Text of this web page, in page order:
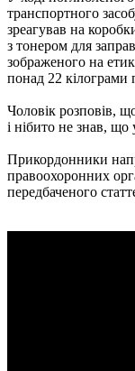
транспортного
зреагував на
з тонером для
зображеного на
понад 22 кілограми
Чоловік розповів,
і нібито не знав, що
Прикордонники
правоохоронних
передбаченого